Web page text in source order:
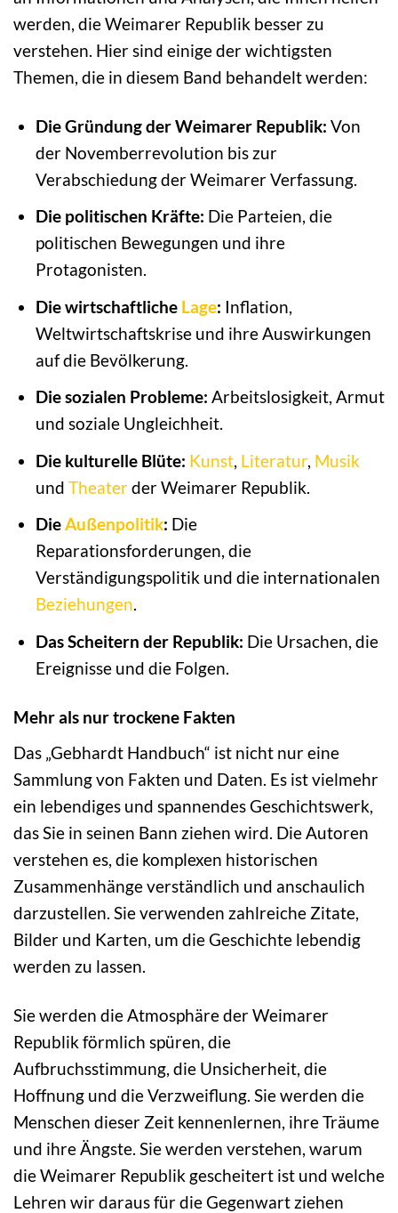
werden, die Weimarer Republik besser zu
verstehen. Hier sind einige der wichtigsten
Themen, die in diesem Band behandelt werden:
Die Gründung der Weimarer Republik: Von
der Novemberrevolution bis zur
Verabschiedung der Weimarer Verfassung.
Die politischen Kräfte: Die Parteien, die
politischen Bewegungen und ihre
Protagonisten.
Die wirtschaftliche Lage: Inflation,
Weltwirtschaftskrise und ihre Auswirkungen
auf die Bevölkerung.
Die sozialen Probleme: Arbeitslosigkeit, Armut
und soziale Ungleichheit.
Die kulturelle Blüte: Kunst, Literatur, Musik
und Theaterder Weimarer Republik.
DieAußenpolitik: Die
Reparationsforderungen, die
Verständigungspolitik und die internationalen
Beziehungen.
Das Scheitern der Republik: Die Ursachen, die
Ereignisse und die Folgen.
Mehr als nur trockene Fakten
Das „Gebhardt Handbuch“ ist nicht nur eine
Sammlung von Fakten und Daten. Es ist vielmehr
ein lebendiges und spannendes Geschichtswerk,
das Sie in seinen Bann ziehen wird. Die Autoren
verstehen es, die komplexen historischen
Zusammenhänge verständlich und anschaulich
darzustellen. Sie verwenden zahlreiche Zitate,
Bilder und Karten, um die Geschichte lebendig
werden zu lassen.
Sie werden die Atmosphäre der Weimarer
Republik förmlich spüren, die
Aufbruchsstimmung, die Unsicherheit, die
Hoffnung und die Verzweiflung. Sie werden die
Menschen dieser Zeit kennenlernen, ihre Träume
und ihre Ängste. Sie werden verstehen, warum
die Weimarer Republik gescheitert ist und welche
Lehren wir daraus für die Gegenwart ziehen